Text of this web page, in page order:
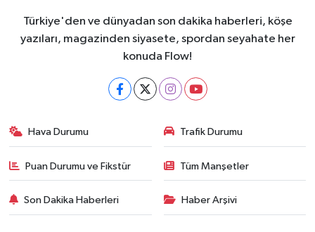
Türkiye'den ve dünyadan son dakika haberleri, köşe
yazıları, magazinden siyasete, spordan seyahate her
konuda Flow!
Hava Durumu Trafik Durumu
Puan Durumu ve Fikstür Tüm Manşetler
Son Dakika Haberleri Haber Arşivi